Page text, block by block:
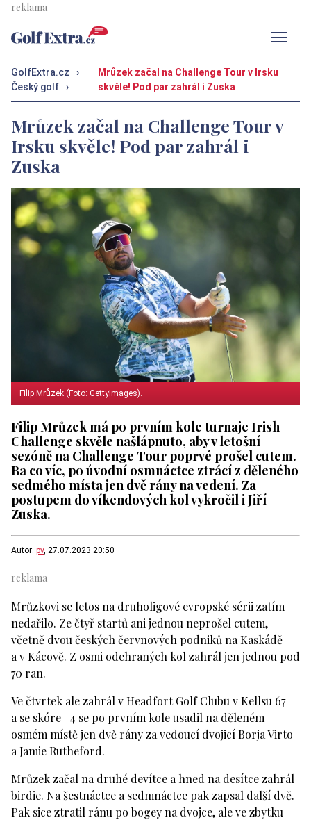
GolfExtra.cz
›
Český golf
›
Mrůzek začal na Challenge Tour v Irsku
skvěle! Pod par zahrál i Zuska
Mrůzek začal na Challenge Tour v
Irsku skvěle! Pod par zahrál i
Zuska
Filip Mrůzek (Foto: GettyImages).
Filip Mrůzek má po prvním kole turnaje Irish
Challenge skvěle našlápnuto, aby v letošní
sezóně na Challenge Tour poprvé prošel cutem.
Ba co víc, po úvodní osmnáctce ztrácí z děleného
sedmého místa jen dvě rány na vedení. Za
postupem do víkendových kol vykročil i Jiří
Zuska.
Autor: pv, 27.07.2023 20:50
Mrůzkovi se letos na druholigové evropské sérii zatím
nedařilo. Ze čtyř startů ani jednou neprošel cutem,
včetně dvou českých červnových podniků na Kaskádě
a v Kácově. Z osmi odehraných kol zahrál jen jednou pod
70 ran.
Ve čtvrtek ale zahrál v Headfort Golf Clubu v Kellsu 67
a se skóre -4 se po prvním kole usadil na děleném
osmém místě jen dvě rány za vedoucí dvojicí Borja Virto
a Jamie Rutheford.
Mrůzek začal na druhé devítce a hned na desítce zahrál
birdie. Na šestnáctce a sedmnáctce pak zapsal další dvě.
Pak sice ztratil ránu po bogey na dvojce, ale ve zbytku